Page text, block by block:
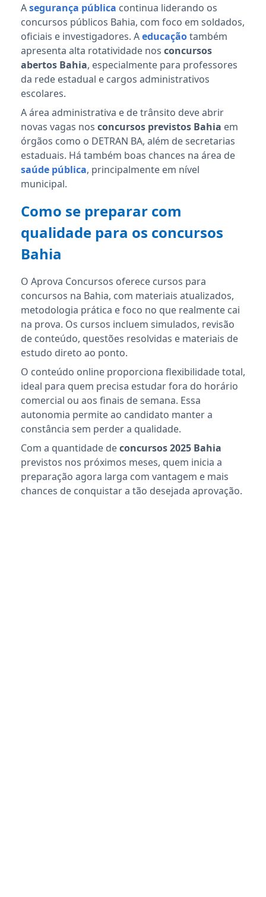
Asegurança pública continua liderando os
concursos públicos Bahia, com foco em soldados,
oficiais e investigadores. Aeducaçãotambém
apresenta alta rotatividade nos concursos
abertos Bahia, especialmente para professores
da rede estadual e cargos administrativos
escolares.
A área administrativa e de trânsito deve abrir
novas vagas nos concursos previstos Bahia em
órgãos como o DETRAN BA, além de secretarias
estaduais. Há também boas chances na área de
saúde pública, principalmente em nível
municipal.
Como se preparar com
qualidade para os concursos
Bahia
O Aprova Concursos oferece cursos para
concursos na Bahia, com materiais atualizados,
metodologia prática e foco no que realmente cai
na prova. Os cursos incluem simulados, revisão
de conteúdo, questões resolvidas e materiais de
estudo direto ao ponto.
O conteúdo online proporciona flexibilidade total,
ideal para quem precisa estudar fora do horário
comercial ou aos finais de semana. Essa
autonomia permite ao candidato manter a
constância sem perder a qualidade.
Com a quantidade deconcursos 2025 Bahia
previstos nos próximos meses, quem inicia a
preparação agora larga com vantagem e mais
chances de conquistar a tão desejada aprovação.